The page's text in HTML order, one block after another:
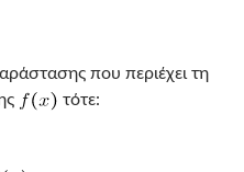
που περιέχει τη
τότε: